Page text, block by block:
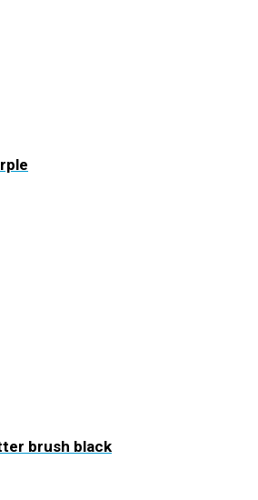
brush black